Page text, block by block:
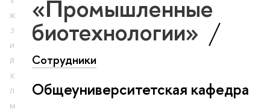
Ж
З
И
Й
К
Л
М
«Промышленные
биотехнологии»
Сотрудники
Общеуниверситетская кафедра